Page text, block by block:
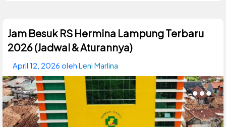
Jam Besuk RS Hermina Lampung Terbaru
2026 (Jadwal & Aturannya)
April 12, 2026 oleh Leni Marlina